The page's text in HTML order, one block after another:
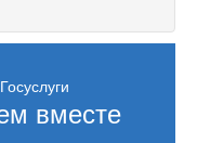
вместе